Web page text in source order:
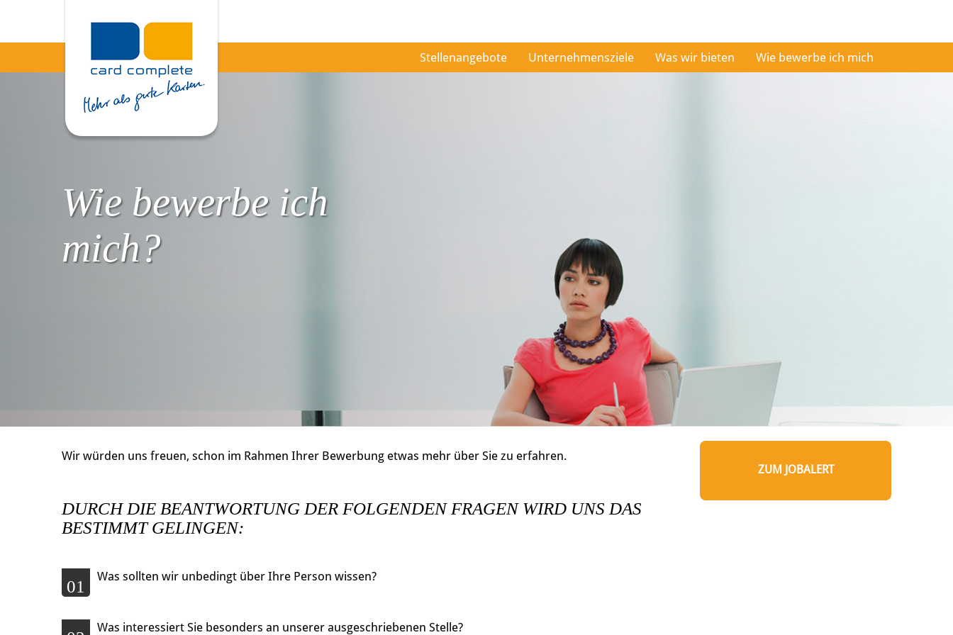
Stellenangebote Unternehmensziele Was wir bieten Wie bewerbe ich mich
Wie bewerbe ich
mich?
ZUM JOBALERT
Wir würden uns freuen, schon im Rahmen Ihrer Bewerbung etwas mehr über Sie zu erfahren.
DURCH DIE BEANTWORTUNG DER FOLGENDEN FRAGEN WIRD UNS DAS
BESTIMMT GELINGEN:
01
Was sollten wir unbedingt über Ihre Person wissen?
Was interessiert Sie besonders an unserer ausgeschriebenen Stelle?